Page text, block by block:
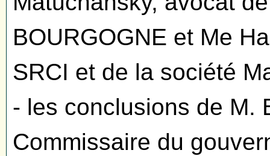
BOURGOGNE et Me
SRCI et de la société
- les conclusions de M.
Commissaire du